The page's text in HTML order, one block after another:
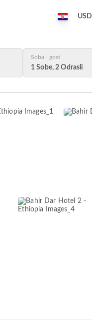
USD
Soba i gost
1 Sobe, 2 Odrasli